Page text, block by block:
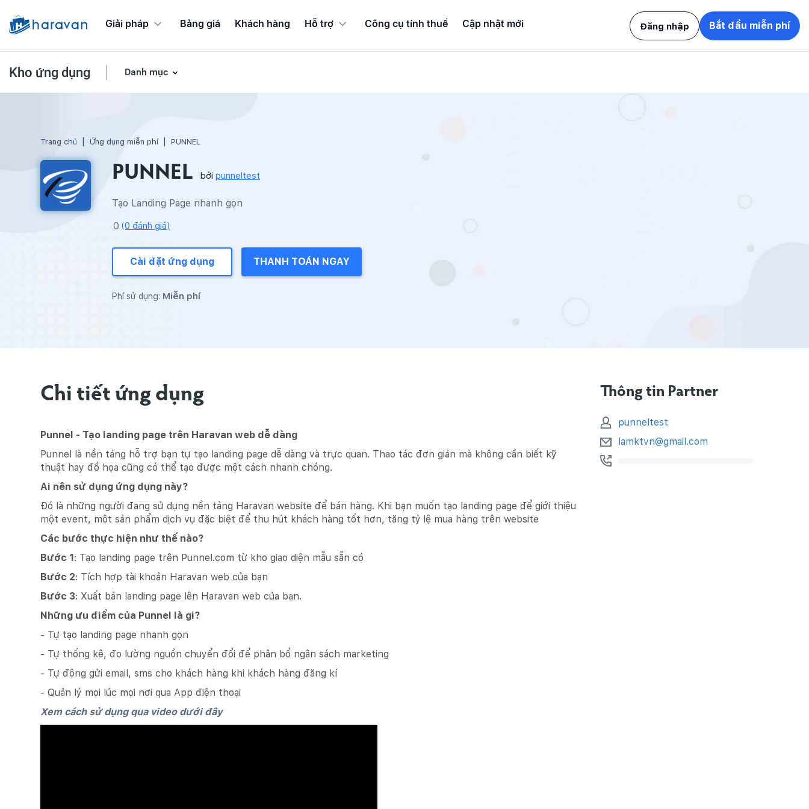
Giải pháp Bảng giá Khách hàng Hỗ trợ Công cụ tính thuế Cập nhật mới Đăng nhập Bắt đầu miễn phí
Kho ứng dụng Danh mục
Trang chủ Ứng dụng miễn phí PUNNEL
PUNNEL bởipunneltest
Tạo Landing Page nhanh gọn
(0 đánh giá)
Cài đặt ứng dụng THANH TOÁN NGAY
Phí sử dụng: Miễn phí
Chi tiết ứng dụng
Punnel - Tạo landing page trên Haravan web dễ dàng
Punnel là nền tảng hỗ trợ bạn tự tạo landing page dễ dàng và trực quan. Thao tác đơn giản mà không cần biết kỹ
thuật hay đồ họa cũng có thể tạo được một cách nhanh chóng.
Ai nên sử dụng ứng dụng này?
Đó là những người đang sử dụng nền tảng Haravan website để bán hàng. Khi bạn muốn tạo landing page để giới thiệu
một event, một sản phẩm dịch vụ đặc biệt để thu hút khách hàng tốt hơn, tăng tỷ lệ mua hàng trên website
Các bước thực hiện như thế nào?
Bước 1: Tạo landing page trên Punnel.com từ kho giao diện mẫu sẵn có
Bước 2: Tích hợp tài khoản Haravan web của bạn
Bước 3: Xuất bản landing page lên Haravan web của bạn.
Những ưu điểm của Punnel là gi?
- Tự tạo landing page nhanh gọn
- Tự thống kê, đo lường nguồn chuyển đổi để phân bổ ngân sách marketing
- Tự động gửi email, sms cho khách hàng khi khách hàng đăng kí
- Quản lý mọi lúc mọi nơi qua App điện thoại
Xem cách sử dụng qua video dưới đây
Thông tin Partner
punneltest
lamktvn@gmail.com